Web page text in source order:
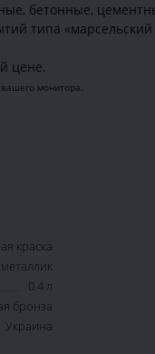
бетонные,
типа «марсельский
цене.
монитора.
краска
металлик
0.4 л
бронза
Украина